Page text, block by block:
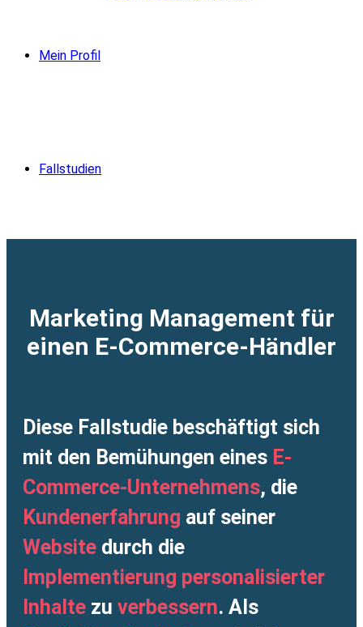
Mein Profil
Fallstudien
Marketing Management für
einen E-Commerce-Händler
Diese Fallstudie beschäftigt sich
mit den Bemühungen eines E-
Commerce-Unternehmens, die
Kundenerfahrung auf seiner
Website durch die
Implementierung personalisierter
Inhalte zu verbessern. Als